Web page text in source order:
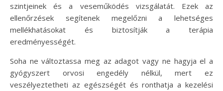
szintjeinek és a veseműködés vizsgálatát. Ezek az
ellenőrzések segítenek megelőzni a lehetséges
mellékhatásokat és biztosítják a terápia
eredményességét.
Soha ne változtassa meg az adagot vagy ne hagyja el a
gyógyszert orvosi engedély nélkül, mert ez
veszélyeztetheti az egészségét és ronthatja a kezelési